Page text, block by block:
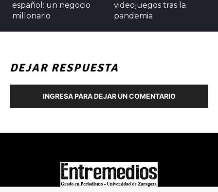
español: un negocio
millonario
videojuegos tras la
pandemia
DEJAR RESPUESTA
INGRESA PARA DEJAR UN COMENTARIO